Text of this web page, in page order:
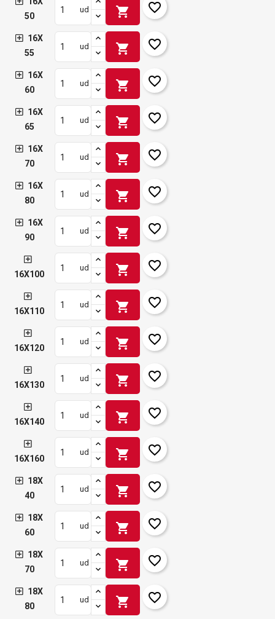
50
ud shopping_cart favorite_border
16X
55
ud shopping_cart favorite_border
16X
60
ud shopping_cart favorite_border
16X
65
ud shopping_cart favorite_border
16X
70
ud shopping_cart favorite_border
16X
80
ud shopping_cart favorite_border
16X
90
ud shopping_cart favorite_border
16X100
ud shopping_cart favorite_border
16X110
ud shopping_cart favorite_border
16X120
ud shopping_cart favorite_border
16X130
ud shopping_cart favorite_border
16X140
ud shopping_cart favorite_border
16X160
ud shopping_cart favorite_border
18X
40
ud shopping_cart favorite_border
18X
60
ud shopping_cart favorite_border
18X
70
ud shopping_cart favorite_border
18X
80
ud shopping_cart favorite_border